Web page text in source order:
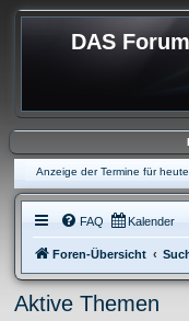
DAS
Anzeige der Termine für
FAQ Kalender
Foren-Übersicht
Aktive Themen